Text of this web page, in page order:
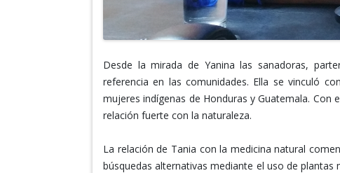
Desde la mirada de Yanina las sanadoras,
referencia en las comunidades. Ella se vinculó
mujeres indígenas de Honduras y Guatemala.
relación fuerte con la naturaleza.
La relación de Tania con la medicina natural
búsquedas alternativas mediante el uso de